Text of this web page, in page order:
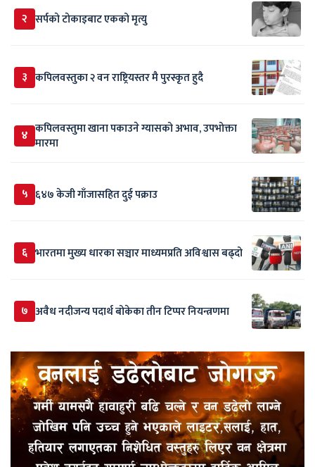
२ सर्पकाे टाेकाइबाट एकको मृत्यु
३ कपिलवस्तुका २ वन राष्ट्रियस्तर मै पुरस्कृत हुदै
४ कपिलवस्तुमा खाना पकाउने ग्यासको अभाव, उपभोक्ता
मारमा
५ ६४७ केजी गाँजासहित दुई पक्राउ
६ भारतमा मुख्य धारका सञ्चार माध्यमप्रति अविश्वास बढ्दो
७ अवैध नदीजन्य पदार्थ बोकेका तीन टिप्पर नियन्त्रणमा